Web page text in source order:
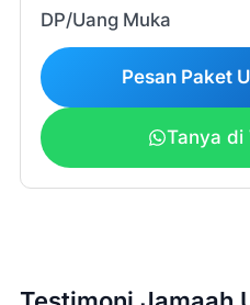
minggu
season
DP/Uang Muka
Pesan Paket
Tanya di